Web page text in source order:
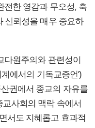
전한 영감과 무오성, 축
신뢰성을 매우 중요하
다원주의와 관련성이
에서의 기독교증언’)
권에서 종교의 자유를
사회의 맥락 속에서
서도 지혜롭고 효과적